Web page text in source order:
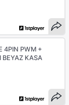
4PIN PWM +
BEYAZ KASA